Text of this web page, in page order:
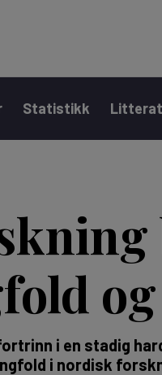
Statistikk
i en stadig
i nordisk